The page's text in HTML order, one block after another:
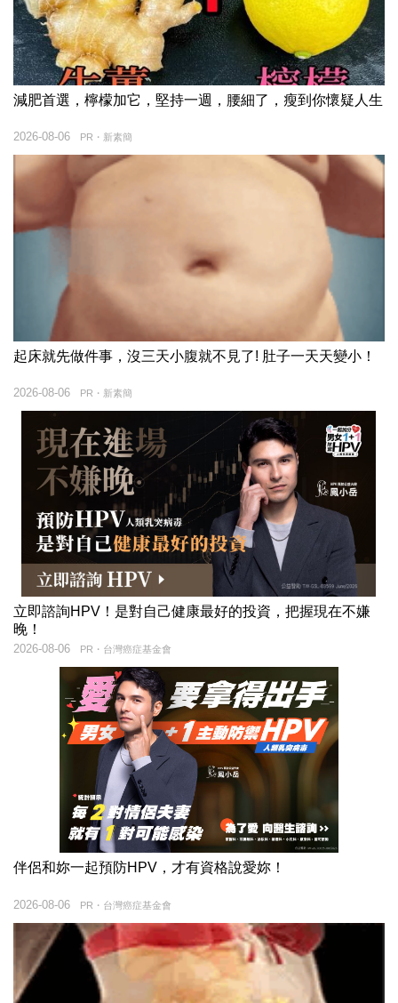
減肥首選，檸檬加它，堅持一週，腰細了，瘦到你懷疑人生
PR・新素簡
2026-08-06
起床就先做件事，沒三天小腹就不見了! 肚子一天天變小！
PR・新素簡
2026-08-06
立即諮詢HPV！是對自己健康最好的投資，把握現在不嫌
晚！
PR・台灣癌症基金會
2026-08-06
伴侶和妳一起預防HPV，才有資格說愛妳！
PR・台灣癌症基金會
2026-08-06